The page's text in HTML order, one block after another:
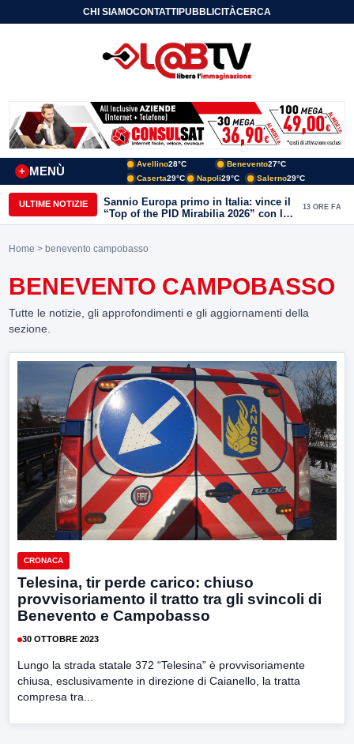
CHI SIAMOCONTATTIPUBBLICITÀCERCA
MENÙ
+
Avellino28°C Benevento27°C
Caserta29°C Napoli29°C Salerno29°C
ULTIME NOTIZIE
Sannio Europa primo in Italia: vince il
“Top of the PID Mirabilia 2026” con la
realtà virtuale nei musei del Sannio
13 ORE FA
Home > benevento campobasso
BENEVENTO CAMPOBASSO
Tutte le notizie, gli approfondimenti e gli aggiornamenti della
sezione.
CRONACA
Telesina, tir perde carico: chiuso
provvisoriamento il tratto tra gli svincoli di
Benevento e Campobasso
30 OTTOBRE 2023
Lungo la strada statale 372 “Telesina” è provvisoriamente
chiusa, esclusivamente in direzione di Caianello, la tratta
compresa tra...